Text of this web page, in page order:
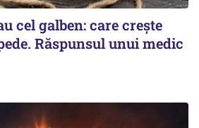
cel galben: care crește
Răspunsul unui medic